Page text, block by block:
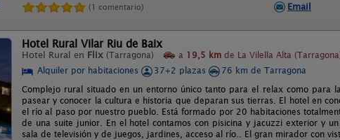
(1 comentario) Email
Hotel Rural Vilar Riu de Baix
Hotel Rural en Flix (Tarragona) a 19,5 km de La Vilella Alta
Alquiler por habitaciones
37+2 plazas
76 km de Tarragona
Complejo rural situado en un entorno único tanto para el relax como para
pasear y conocer la cultura e historia que deparan sus tierras. El hotel en
el río al paso por nuestro pueblo. Está formado por 20 habitaciones
de una suite junior. En el hotel contamos con pisicina y jacuzzi exterior y
sala de televisión y de juegos, jardines, acceso al río.. El gran mirador con